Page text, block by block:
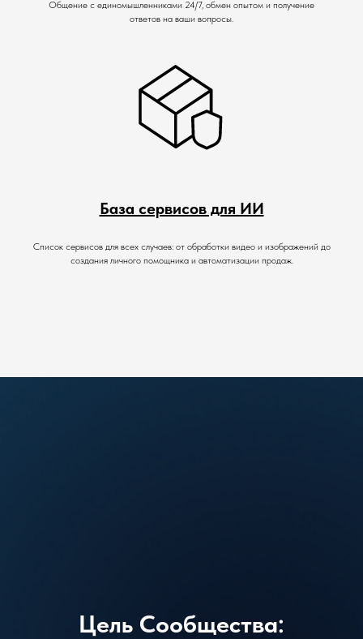
Общение с единомышленниками 24/7, обмен опытом и получение
ответов на ваши вопросы.
База сервисов для ИИ
Список сервисов для всех случаев: от обработки видео и изображений до
создания личного помощника и автоматизации продаж.
Цель Сообщества: